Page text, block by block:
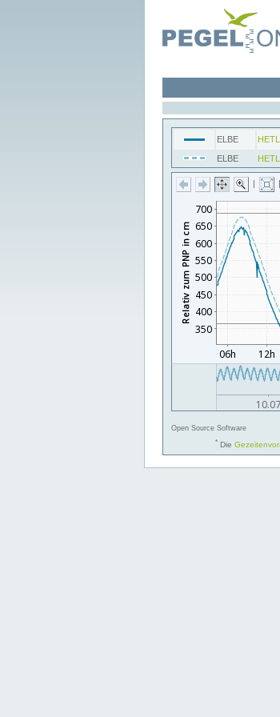
ELBE
ELBE
| |
Open Source Software
* Die